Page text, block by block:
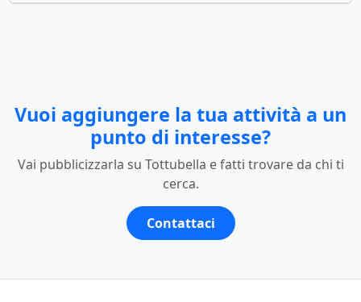
Vuoi aggiungere la tua attività a un
punto di interesse?
Vai pubblicizzarla su Tottubella e fatti trovare da chi ti
cerca.
Contattaci